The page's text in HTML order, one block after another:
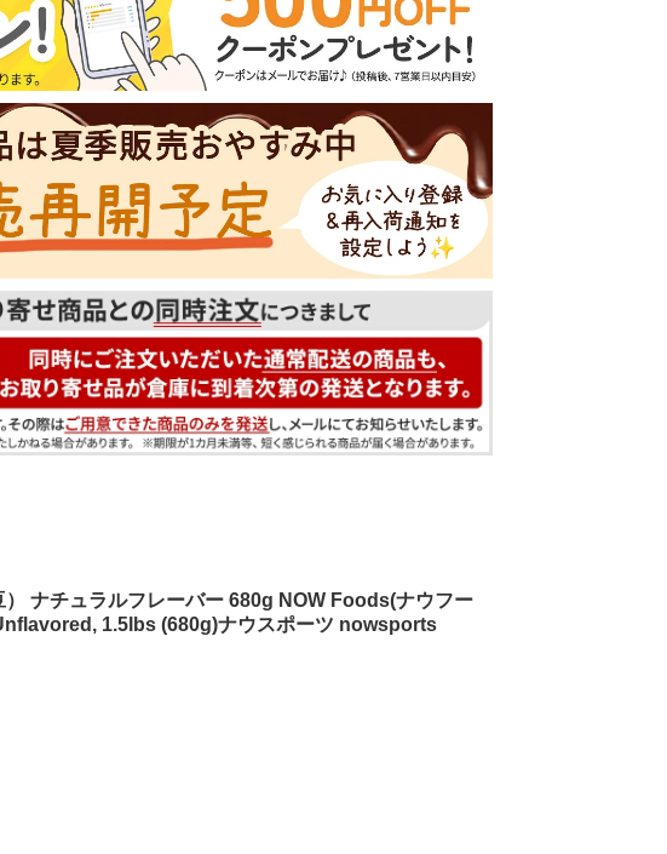
ナチュラルフレーバー 680g NOW Foods(ナウフー
1.5lbs (680g)ナウスポーツ nowsports